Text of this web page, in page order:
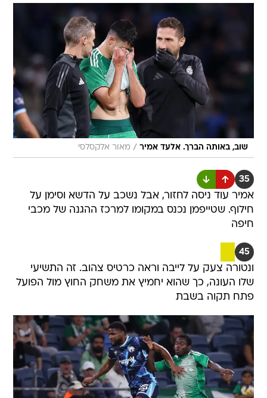
שוב, באותה הברך. אלעד אמיר / מאור אלקסלסי
35
אמיר עוד ניסה לחזור, אבל נשכב על הדשא וסימן על
חילוף. שטייפמן נכנס במקומו למרכז ההגנה של מכבי
חיפה
45
ונטורה צעק על לייבה וראה כרטיס צהוב. זה התשיעי
שלו העונה, כך שהוא יחמיץ את משחק החוץ מול הפועל
פתח תקוה בשבת